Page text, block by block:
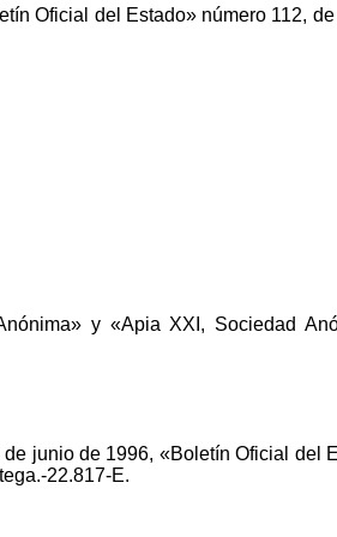
Oficial del Estado» número 112,
y «Apia XXI, Sociedad
junio de 1996, «Boletín Oficial del
22.817-E.